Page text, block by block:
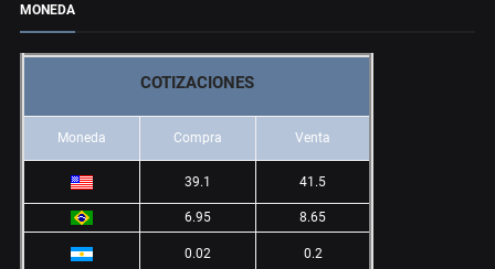
MONEDA
COTIZACIONES
Moneda Compra Venta
39.1 41.5
6.95 8.65
0.02 0.2